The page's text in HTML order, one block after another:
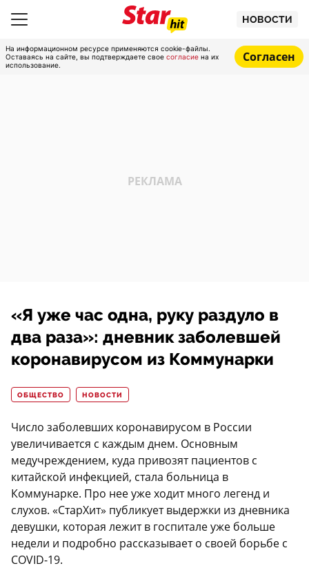
НОВОСТИ
На информационном ресурсе применяются cookie-файлы.
Оставаясь на сайте, вы подтверждаете свое согласие на их
использование.
Согласен
«Я уже час одна, руку раздуло в
два раза»: дневник заболевшей
коронавирусом из Коммунарки
ОБЩЕСТВО НОВОСТИ
Число заболевших коронавирусом в России
увеличивается с каждым днем. Основным
медучреждением, куда привозят пациентов с
китайской инфекцией, стала больница в
Коммунарке. Про нее уже ходит много легенд и
слухов. «СтарХит» публикует выдержки из дневника
девушки, которая лежит в госпитале уже больше
недели и подробно рассказывает о своей борьбе с
COVID-19.